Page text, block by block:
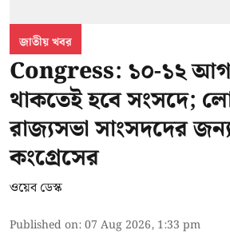
জাতীয় খবর
Congress: ১০-১২
থাকতেই হবে সংসদে;
রাজ্যসভা সাংসদদের
কংগ্রেসের
ওয়েব ডেস্ক
Published on:07 Aug 2026, 1:33 pm